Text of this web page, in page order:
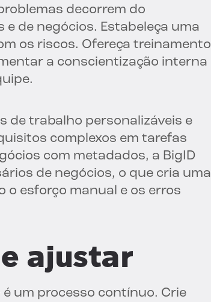
decorrem do
de negócios. Estabeleça uma
os riscos. Ofereça treinamento
a conscientização interna
de trabalho personalizáveis e
complexos em tarefas
com metadados, a BigID
de negócios, o que cria uma
o esforço manual e os erros
ajustar
um processo contínuo. Crie